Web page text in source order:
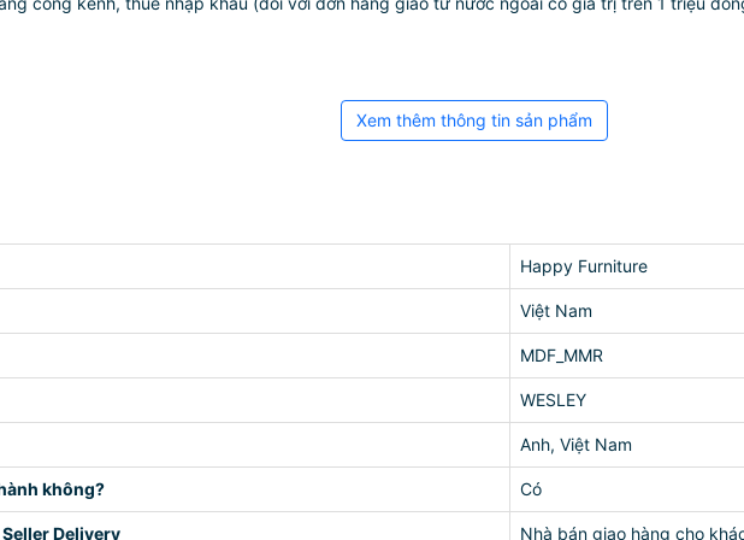
Xem thêm thông tin sản phẩm
Happy Furniture
Việt Nam
MDF_MMR
WESLEY
Anh, Việt Nam
không? Có
Delivery Nhà bán giao hàng cho